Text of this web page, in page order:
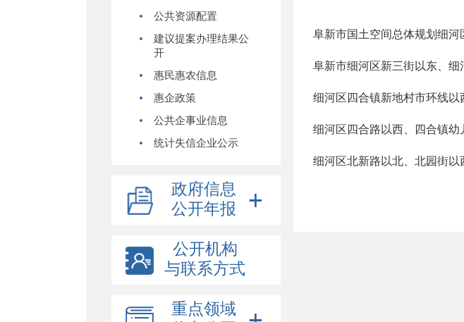
公共资源配置
建议提案办理结果公
开
惠民惠农信息
惠企政策
公共企事业信息
统计失信企业公示
政府信息
公开年报
公开机构
与联系方式
重点领域
阜新市国土空间总体规划细河
阜新市细河区新三街以东、
细河区四合镇新地村市环线
细河区四合路以西、四合镇
细河区北新路以北、北园街